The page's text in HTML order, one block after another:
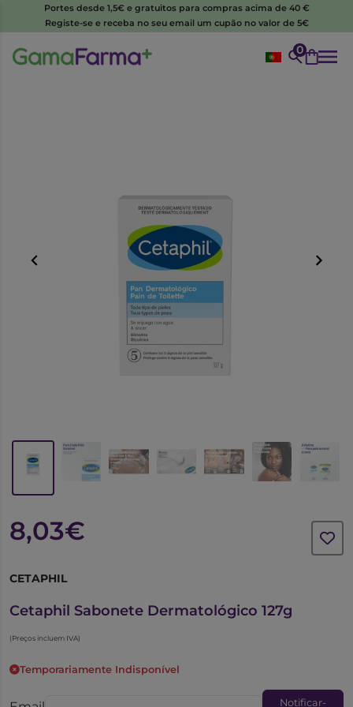
Portes desde 1,5€ e gratuitos para compras acima de 40 €
Registe-se e receba no seu email um cupão no valor de 5€
0
8,03€
CETAPHIL
Cetaphil Sabonete Dermatológico 127g
(Preços incluem IVA)
Temporariamente Indisponível
Notificar-